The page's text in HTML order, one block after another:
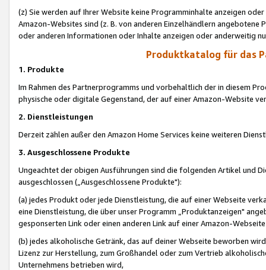
(z) Sie werden auf Ihrer Website keine Programminhalte anzeigen
Amazon-Websites sind (z. B. von anderen Einzelhändlern
oder anderen Informationen oder Inhalte anzeigen oder anderweitig
Produktkatalog für das
1. Produkte
Im Rahmen des Partnerprogramms und vorbehaltlich der in diesem
physische oder digitale Gegenstand, der auf einer Amazon-Website
2. Dienstleistungen
Derzeit zählen außer den Amazon Home Services keine weiteren
3. Ausgeschlossene Produkte
Ungeachtet der obigen Ausführungen sind die folgenden Artikel und
ausgeschlossen („Ausgeschlossene Produkte"):
(a) jedes Produkt oder jede Dienstleistung, die auf einer Webseite
eine Dienstleistung, die über unser Programm „Produktanzeigen"
gesponserten Link oder einen anderen Link auf einer Amazon-
(b) jedes alkoholische Getränk, das auf deiner Webseite beworben
Lizenz zur Herstellung, zum Großhandel oder zum Vertrieb
Unternehmens betrieben wird,